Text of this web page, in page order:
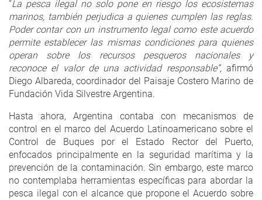
“La pesca ilegal no solo pone en riesgo los ecosistemas
marinos, también perjudica a quienes cumplen las reglas.
Poder contar con un instrumento legal como este acuerdo
permite establecer las mismas condiciones para quienes
operan sobre los recursos pesqueros nacionalesy
reconoce el valor de una actividad responsable”,afirmó
Diego Albareda, coordinador del Paisaje Costero Marino de
Fundación Vida Silvestre Argentina.
Hasta ahora, Argentina contaba con mecanismos de
control en el marco del Acuerdo Latinoamericano sobre el
Control de Buques por el Estado Rector del Puerto,
enfocados principalmente en la seguridad marítima y la
prevención de la contaminación. Sin embargo, este marco
no contemplaba herramientas específicas para abordar la
pesca ilegal con el alcance que propone el Acuerdo sobre